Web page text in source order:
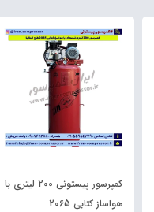
کمپرسور پیستونی 200 لیتری با
هواساز کتابی 2065